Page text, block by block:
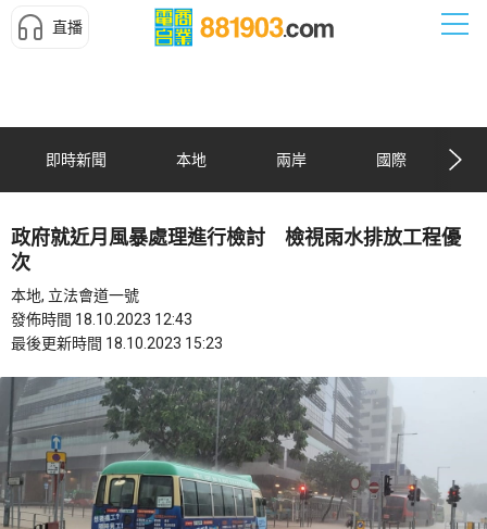
直播
即時新聞 本地 兩岸 國際
政府就近月風暴處理進行檢討 檢視雨水排放工程優
次
本地, 立法會道一號
發佈時間 18.10.2023 12:43
最後更新時間 18.10.2023 15:23